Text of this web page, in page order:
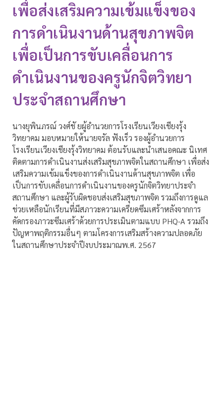
เพื่อส่งเสริมความเข้มแข็งของ
การดำเนินงานด้านสุขภาพจิต
เพื่อเป็นการขับเคลื่อนการ
ดำเนินงานของครูนักจิตวิทยา
ประจำสถานศึกษา
นางยุพินภรณ์ วงศ์ชั ยผู้อำนวยการโรงเรียนเวียงเชียงรุ้ง
วิทยาคม มอบหมายให้นายจรัล ฟังเร็ว รองผู้อำนวยการ
โรงเรียนเวียงเชียงรุ้งวิทยาคม ต้อนรับและนำเสนอคณะ นิเทศ
ติดตามการดำเนินงานส่งเสริมสุขภาพจิตในสถานศึกษา เพื่อส่ง
เสริมความเข้มแข็งของการดำเนินงานด้านสุขภาพจิต เพื่อ
เป็นการขับเคลื่อนการดำเนินงานของครูนักจิตวิทยาประจำ
สถานศึกษา และผู้รับผิดชอบส่งเสริมสุขภาพจิต รวมถึงการดูแล
ช่วยเหลือนักเรียนที่มีสภาวะความเครียดซึมเศร้าหลังจากการ
คัดกรองภาวะซึมเศร้าด้วยการประเมินตามแบบ PHQ-A รวมถึง
ปัญหาพฤติกรรมอื่นๆ ตามโครงการเสริมสร้างความปลอดภัย
ในสถานศึกษาประจำปีงบประมาณพ.ศ. 2567